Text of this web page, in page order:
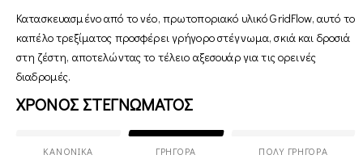
Κατασκευασμένο από το νέο, πρωτοποριακό υλικό GridFlow, αυτό το
καπέλο τρεξίματος προσφέρει γρήγορο στέγνωμα, σκιά και δροσιά
στη ζέστη, αποτελώντας το τέλειο αξεσουάρ για τις ορεινές
διαδρομές.
ΧΡΟΝΟΣ ΣΤΕΓΝΩΜΑΤΟΣ
ΚΑΝΟΝΙΚΆ ΓΡΉΓΟΡΑ ΠΟΛΎ ΓΡΉΓΟΡΑ